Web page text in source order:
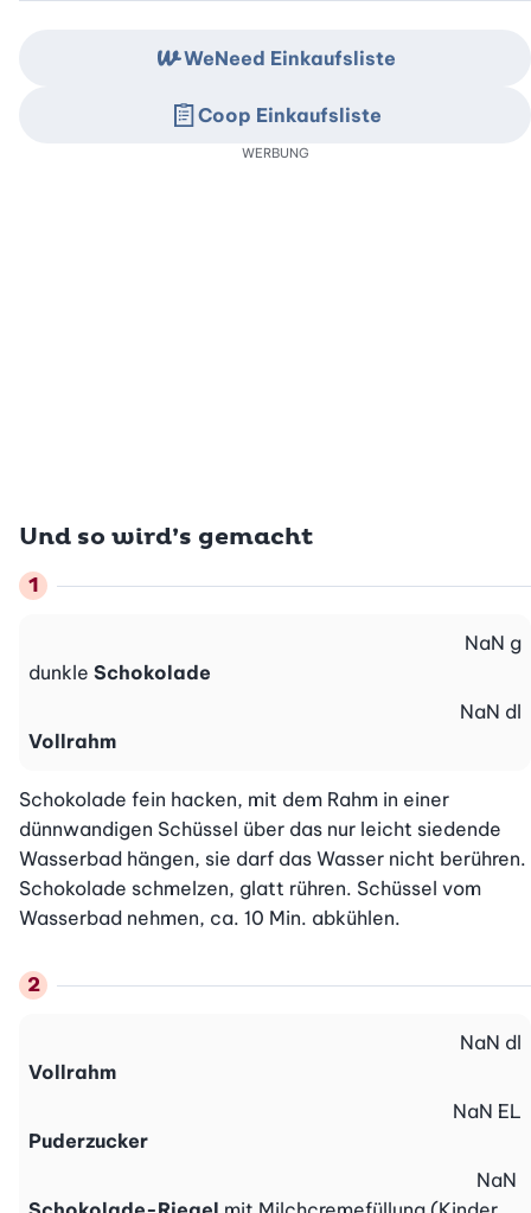
Und so wird’s gemacht
dunkle Schokolade
NaN g
Vollrahm
NaN dl
Schokolade fein hacken, mit dem Rahm in einer
dünnwandigen Schüssel über das nur leicht siedende
Wasserbad hängen, sie darf das Wasser nicht berühren.
Schokolade schmelzen, glatt rühren. Schüssel vom
Wasserbad nehmen, ca. 10 Min. abkühlen.
Vollrahm
NaN dl
Puderzucker
NaN EL
NaN
WeNeed Einkaufsliste
Coop Einkaufsliste
WERBUNG